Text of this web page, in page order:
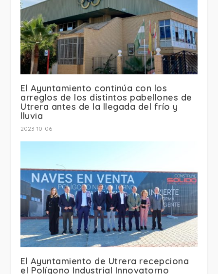
El Ayuntamiento continúa con los
arreglos de los distintos pabellones de
Utrera antes de la llegada del frío y
lluvia
2023-10-06
El Ayuntamiento de Utrera recepciona
el Polígono Industrial Innovatorno